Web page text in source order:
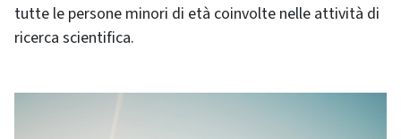
tutte le persone minori di età coinvolte nelle attività di
ricerca scientifica.